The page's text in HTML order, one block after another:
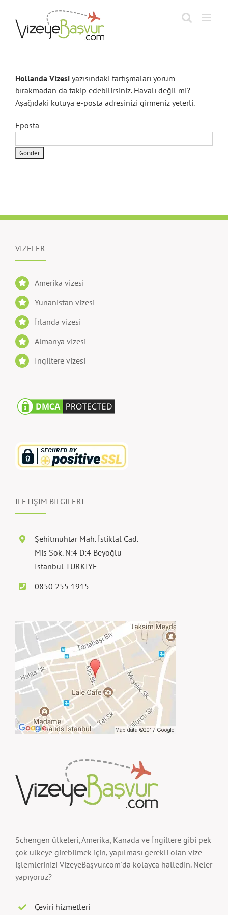
content
Hollanda Vizesi yazısındaki tartışmaları yorum
bırakmadan da takip edebilirsiniz. Havalı değil mi?
Aşağıdaki kutuya e-posta adresinizi girmeniz yeterli.
Eposta
VİZELER
Amerika vizesi
Yunanistan vizesi
İrlanda vizesi
Almanya vizesi
İngiltere vizesi
İLETİŞİM BİLGİLERİ
Şehitmuhtar Mah. İstiklal Cad.
Mis Sok. N:4 D:4 Beyoğlu
İstanbul TÜRKİYE
0850 255 1915
Schengen ülkeleri, Amerika, Kanada ve İngiltere gibi pek
çok ülkeye girebilmek için, yapılması gerekli olan vize
işlemlerinizi VizeyeBaşvur.com'da kolayca halledin. Neler
yapıyoruz?
Çeviri hizmetleri